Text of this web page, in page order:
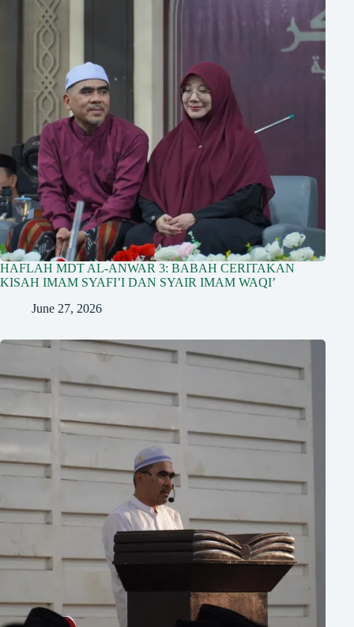
HAFLAH MDT AL-ANWAR 3: BABAH CERITAKAN
KISAH IMAM SYAFI’I DAN SYAIR IMAM WAQI’
June 27, 2026